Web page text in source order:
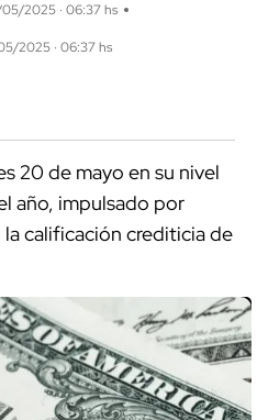
05/2025 · 06:37 hs
2025 · 06:37 hs
20 de mayo en su nivel
año, impulsado por
calificación crediticia de